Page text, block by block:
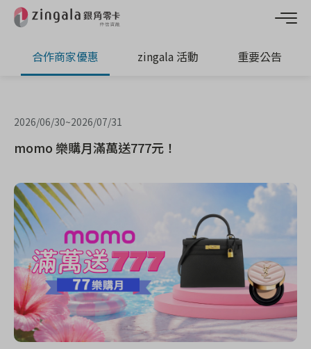
合作商家優惠 zingala 活動 重要公告
2026/06/30~2026/07/31
momo 樂購月滿萬送777元！